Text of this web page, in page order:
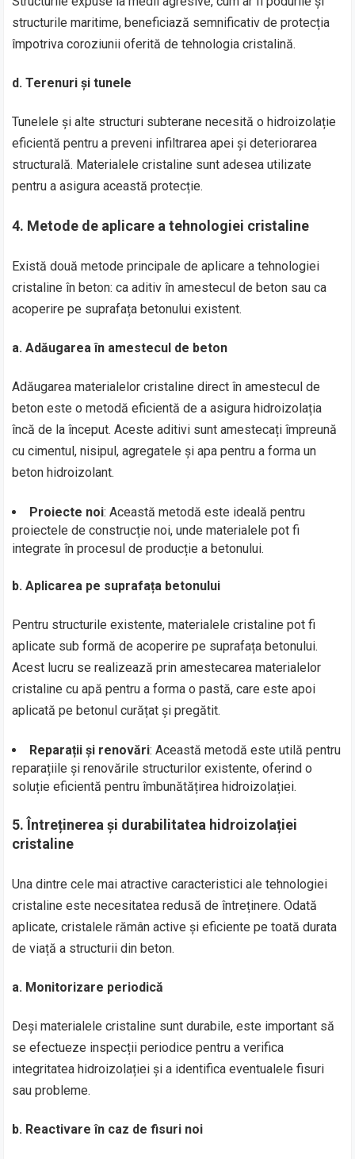
structurile maritime, beneficiază semnificativ de protecția
împotriva coroziunii oferită de tehnologia cristalină.
d.Terenuri și tunele
Tunelele și alte structuri subterane necesită o hidroizolație
eficientă pentru a preveni infiltrarea apei și deteriorarea
structurală. Materialele cristaline sunt adesea utilizate
pentru a asigura această protecție.
4. Metode de aplicare a tehnologiei cristaline
Există două metode principale de aplicare a tehnologiei
cristaline în beton: ca aditiv în amestecul de beton sau ca
acoperire pe suprafața betonului existent.
a.Adăugarea în amestecul de beton
Adăugarea materialelor cristaline direct în amestecul de
beton este o metodă eficientă de a asigura hidroizolația
încă de la început. Aceste aditivi sunt amestecați împreună
cu cimentul, nisipul, agregatele și apa pentru a forma un
beton hidroizolant.
Proiecte noi: Această metodă este ideală pentru
proiectele de construcție noi, unde materialele pot fi
integrate în procesul de producție a betonului.
b.Aplicarea pe suprafața betonului
Pentru structurile existente, materialele cristaline pot fi
aplicate sub formă de acoperire pe suprafața betonului.
Acest lucru se realizează prin amestecarea materialelor
cristaline cu apă pentru a forma o pastă, care este apoi
aplicată pe betonul curățat și pregătit.
Reparații și renovări: Această metodă este utilă pentru
reparațiile și renovările structurilor existente, oferind o
soluție eficientă pentru îmbunătățirea hidroizolației.
5.Întreținerea și durabilitatea hidroizolației
cristaline
Una dintre cele mai atractive caracteristici ale tehnologiei
cristaline este necesitatea redusă de întreținere. Odată
aplicate, cristalele rămân active și eficiente pe toată durata
de viață a structurii din beton.
a. Monitorizare periodică
Deși materialele cristaline sunt durabile, este important să
se efectueze inspecții periodice pentru a verifica
integritatea hidroizolației și a identifica eventualele fisuri
sau probleme.
b. Reactivare în caz de fisuri noi